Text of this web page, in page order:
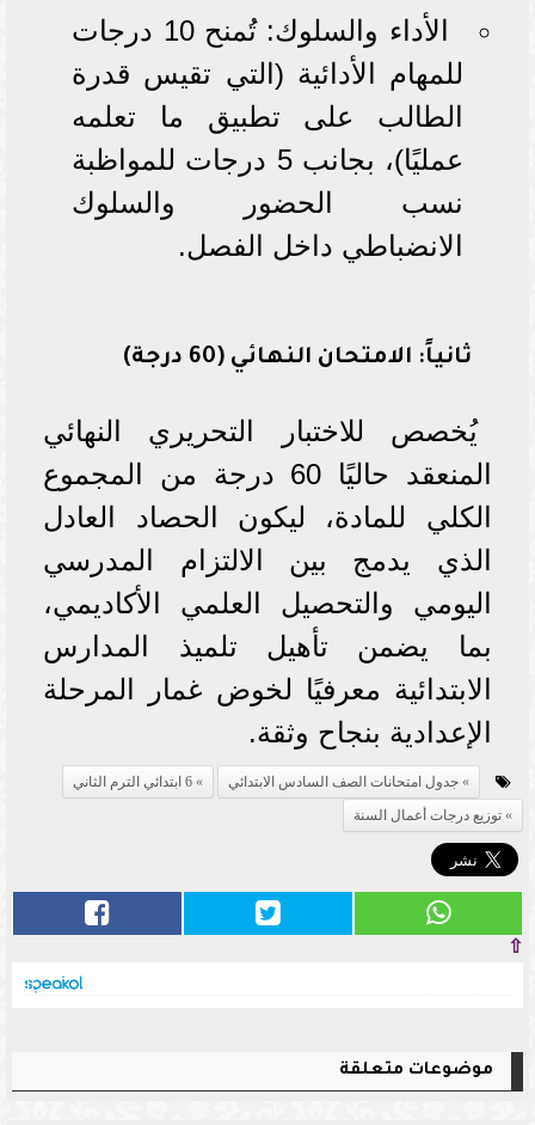
الأداء والسلوك: تُمنح 10 درجات
للمهام الأدائية (التي تقيس قدرة
الطالب على تطبيق ما تعلمه
عمليًا)، بجانب 5 درجات للمواظبة
نسب الحضور والسلوك
الانضباطي داخل الفصل.
ثانياً: الامتحان النهائي (60 درجة)
يُخصص للاختبار التحريري النهائي
المنعقد حاليًا 60 درجة من المجموع
الكلي للمادة، ليكون الحصاد العادل
الذي يدمج بين الالتزام المدرسي
اليومي والتحصيل العلمي الأكاديمي،
بما يضمن تأهيل تلميذ المدارس
الابتدائية معرفيًا لخوض غمار المرحلة
الإعدادية بنجاح وثقة.
جدول امتحانات الصف السادس الابتدائي
6 ابتدائي الترم الثاني
توزيع درجات أعمال السنة
⇧
موضوعات متعلقة